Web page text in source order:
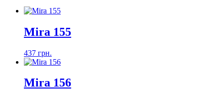
Mira 155
437 грн.
Mira 156